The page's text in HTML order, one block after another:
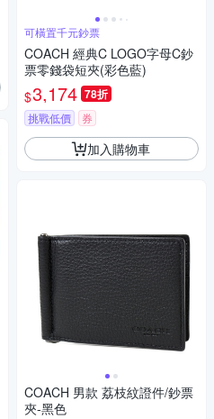
可橫置千元鈔票
COACH 經典C LOGO字母C鈔
票零錢袋短夾(彩色藍)
$3,174 78折
挑戰低價 券
加入購物車
COACH 男款 荔枝紋證件/鈔票
夾-黑色